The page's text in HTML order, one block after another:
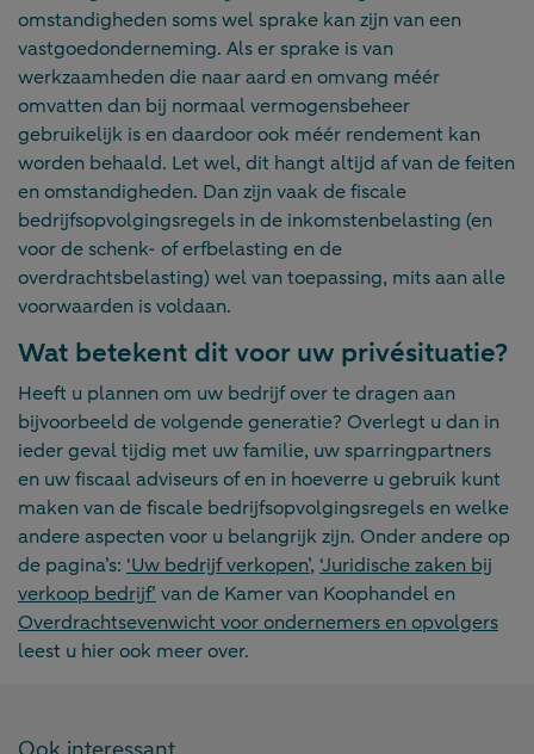
omstandigheden soms wel sprake kan zijn van een
vastgoedonderneming. Als er sprake is van
werkzaamheden die naar aard en omvang méér
omvatten dan bij normaal vermogensbeheer
gebruikelijk is en daardoor ook méér rendement kan
worden behaald. Let wel, dit hangt altijd af van de feiten
en omstandigheden. Dan zijn vaak de fiscale
bedrijfsopvolgingsregels in de inkomstenbelasting (en
voor de schenk- of erfbelasting en de
overdrachtsbelasting) wel van toepassing, mits aan alle
voorwaarden is voldaan.
Wat betekent dit voor uw privésituatie?
Heeft u plannen om uw bedrijf over te dragen aan
bijvoorbeeld de volgende generatie? Overlegt u dan in
ieder geval tijdig met uw familie, uw sparringpartners
en uw fiscaal adviseurs of en in hoeverre u gebruik kunt
maken van de fiscale bedrijfsopvolgingsregels en welke
andere aspecten voor u belangrijk zijn. Onder andere op
de pagina’s: ‘Uw bedrijf verkopen’, ‘Juridische zaken bij
verkoop bedrijf’ van de Kamer van Koophandel en
Overdrachtsevenwicht voor ondernemers en opvolgers
leest u hier ook meer over.